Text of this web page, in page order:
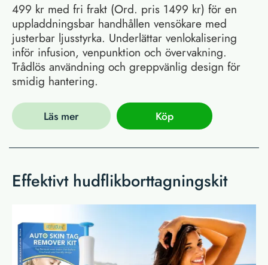
499 kr med fri frakt (Ord. pris 1499 kr) för en
uppladdningsbar handhållen vensökare med
justerbar ljusstyrka. Underlättar venlokalisering
inför infusion, venpunktion och övervakning.
Trådlös användning och greppvänlig design för
smidig hantering.
Läs mer Köp
Effektivt hudflikborttagningskit